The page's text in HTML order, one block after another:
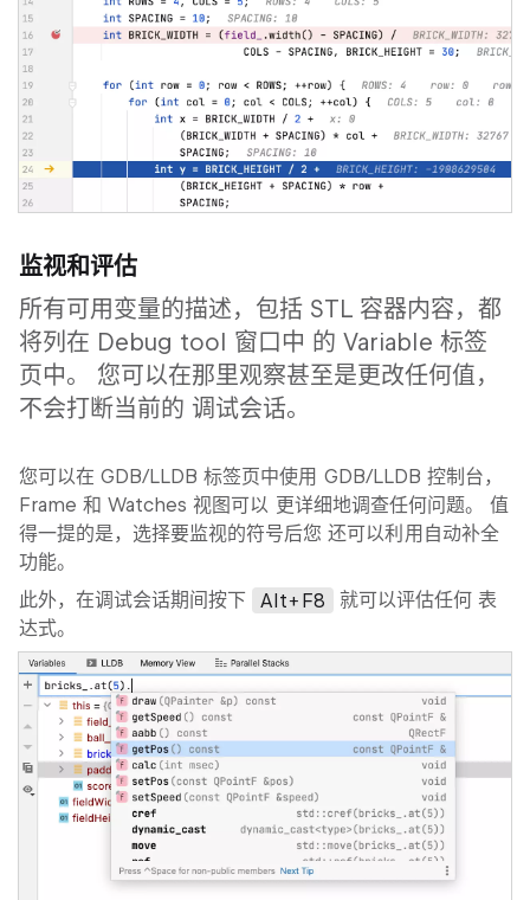
监视和评估
所有可用变量的描述，包括 STL 容器内容，都
将列在 Debug tool 窗口中 的 Variable 标签
页中。 您可以在那里观察甚至是更改任何值，
不会打断当前的 调试会话。
您可以在 GDB/LLDB 标签页中使用 GDB/LLDB 控制台，
Frame 和 Watches 视图可以 更详细地调查任何问题。 值
得一提的是，选择要监视的符号后您 还可以利用自动补全
功能。
此外，在调试会话期间按下
Alt+F8
就可以评估任何 表
达式。